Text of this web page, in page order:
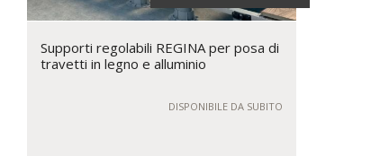
Supporti regolabili REGINA per posa di
travetti in legno e alluminio
DISPONIBILE DA SUBITO